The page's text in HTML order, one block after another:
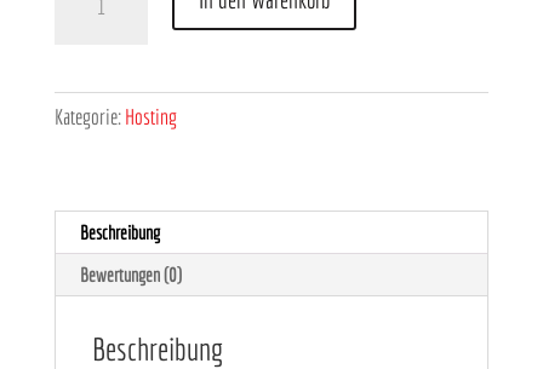
Menge
Kategorie:Hosting
Beschreibung
Bewertungen (0)
Beschreibung